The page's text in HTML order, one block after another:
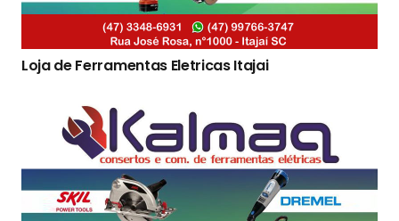
Loja de Ferramentas Eletricas Itajai